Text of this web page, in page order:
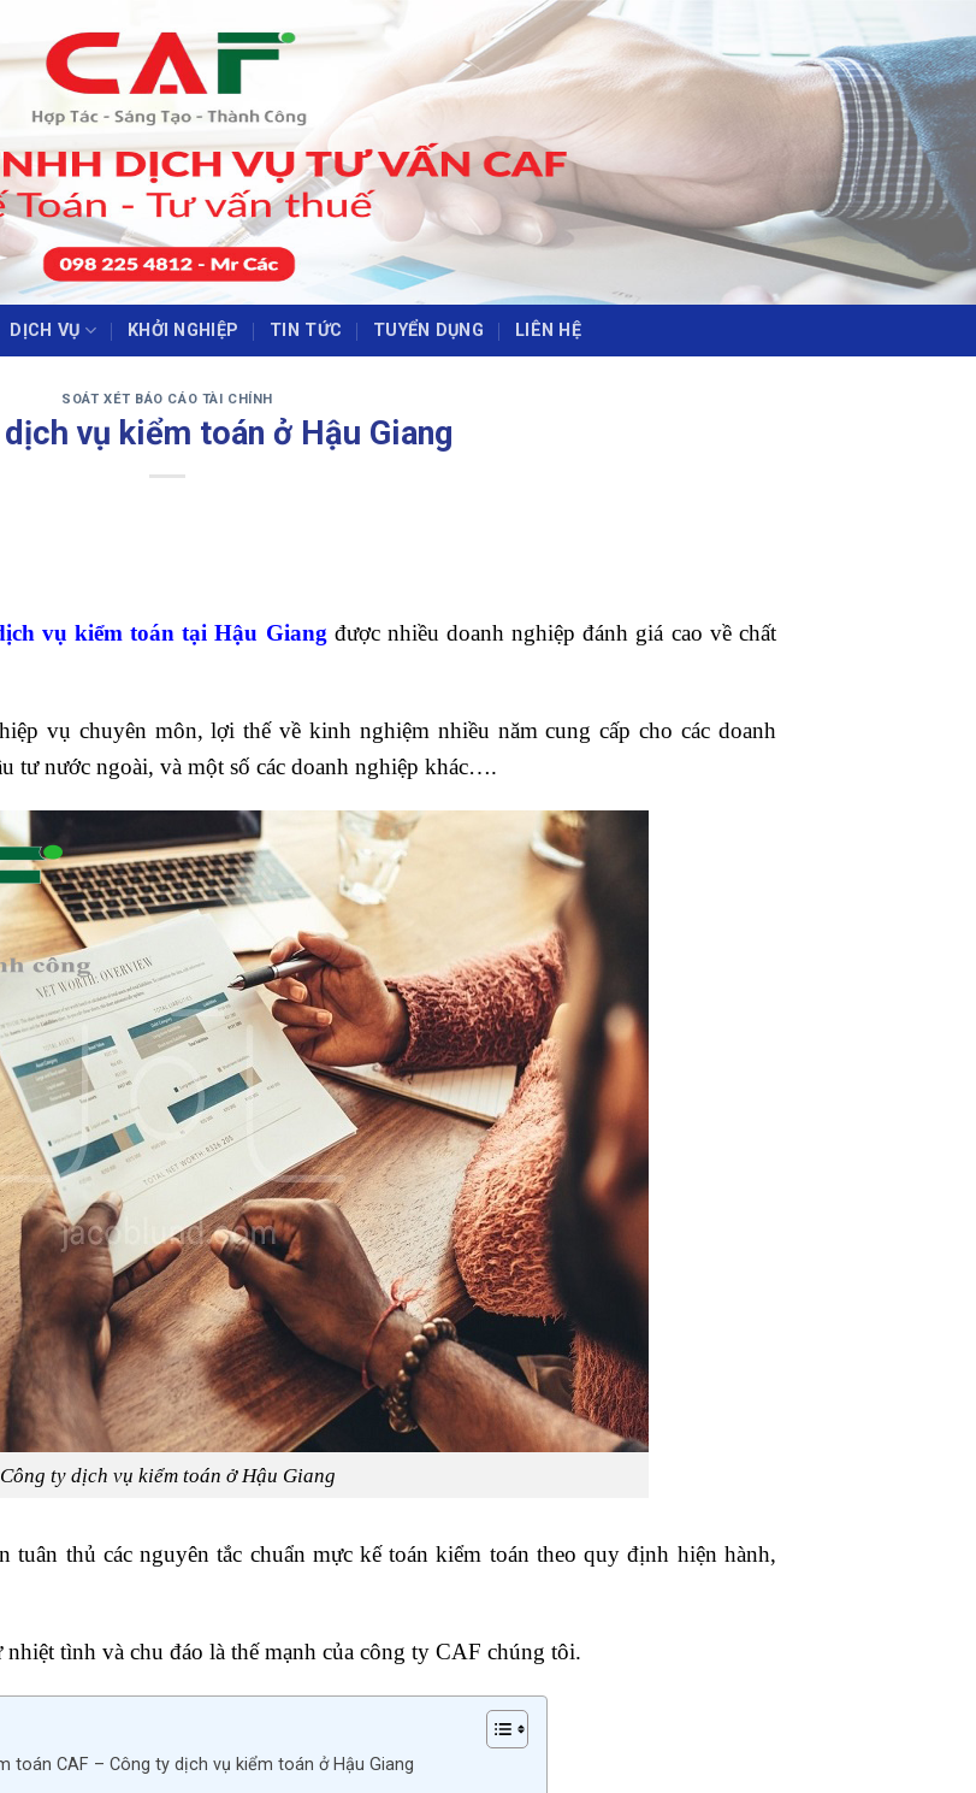
‹ ›
-
DỊCH VỤ KHỞI NGHIỆP TIN TỨC TUYỂN DỤNG LIÊN HỆ
SOÁT XÉT BÁO CÁO TÀI CHÍNH
vụ kiểm toán ở Hậu Giang
vụ kiểm toán tại Hậu Giangđược nhiều doanh nghiệp đánh giá cao về chất
vụ chuyên môn, lợi thế về kinh nghiệm nhiều năm cung cấp cho các doanh
tư nước ngoài, và một số các doanh nghiệp khác….
Công ty dịch vụ kiểm toán ở Hậu Giang
thủ các nguyên tắc chuẩn mực kế toán kiểm toán theo quy định hiện hành,
tình và chu đáo là thế mạnh của công ty CAF chúng tôi.
CAF – Công ty dịch vụ kiểm toán ở Hậu Giang